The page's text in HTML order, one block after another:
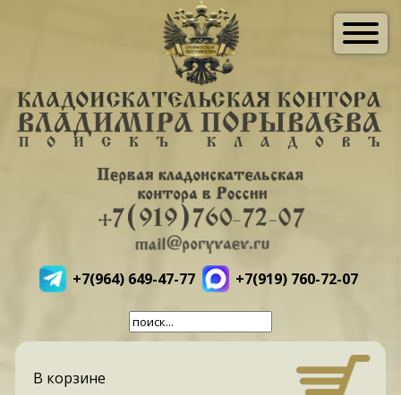
+7(964) 649-47-77 +7(919) 760-72-07
В корзине